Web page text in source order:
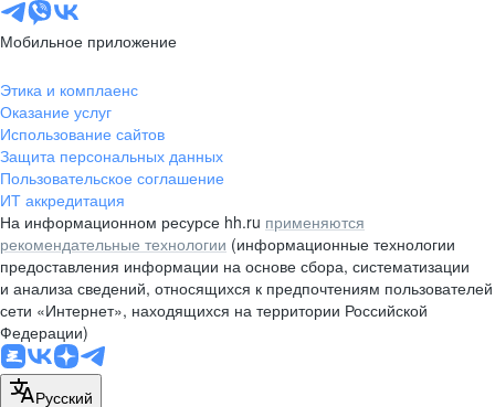
Мобильное приложение
Этика и комплаенс
Оказание услуг
Использование сайтов
Защита персональных данных
Пользовательское соглашение
ИТ аккредитация
На информационном ресурсе hh.ru применяются
рекомендательные технологии (информационные технологии
предоставления информации на основе сбора, систематизации
и анализа сведений, относящихся к предпочтениям пользователей
сети «Интернет», находящихся на территории Российской
Федерации)
Русский